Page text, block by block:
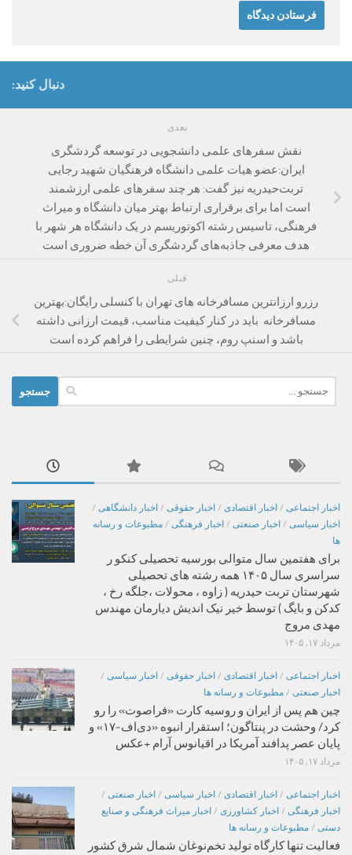
دنبال کنید:
بعدی
نقش سفرهای علمی دانشجویی در توسعه گردشگری
ایران:عضو هیات علمی دانشگاه فرهنگیان شهید رجایی
تربت‌حیدریه نیز گفت: هر چند سفرهای علمی ارزشمند
است اما برای برقراری ارتباط بهتر میان دانشگاه و میراث
فرهنگی، تاسیس رشته اکوتوریسم در یک دانشگاه هر شهر با
هدف معرفی جاذبه‌های گردشگری آن خطه ضروری است
قبلی
رزرو ارزانترین مسافرخانه های تهران با کنسلی رایگان:بهترین
مسافرخانه باید در کنار کیفیت مناسب، قیمت ارزانی داشته
باشد و اسنپ روم، چنین شرایطی را فراهم کرده است
برای:
اخبار اجتماعی / اخبار اقتصادی / اخبار حقوقی / اخبار دانشگاهی /
اخبار سیاسی / اخبار صنعتی / اخبار فرهنگی / مطبوعات و رسانه
ها
برای هفتمین سال متوالی بورسیه تحصیلی کنکو ر
سراسری سال ۱۴۰۵ همه رشته های تحصیلی
شهرستان تربت حیدریه ( زاوه ، محولات ،جلگه رخ ،
کدکن و بایگ ) توسط خیر نیک اندیش دیارمان مهندس
مهدی مروج
مرداد ۱۷, ۱۴۰۵
اخبار اجتماعی / اخبار اقتصادی / اخبار حقوقی / اخبار سیاسی /
اخبار صنعتی / مطبوعات و رسانه ها
چین هم پس از ایران و روسیه کارت «فراصوت» را رو
کرد/ وحشت در پنتاگون؛ استقرار انبوه «دی‌اف‑۱۷» و
پایان عصر پدافند آمریکا در اقیانوس آرام +عکس
مرداد ۱۷, ۱۴۰۵
اخبار اجتماعی / اخبار اقتصادی / اخبار سیاسی / اخبار صنعتی /
اخبار فرهنگی / اخبار کشاورزی / اخبار میراث فرهنگی و صنایع
دستی / مطبوعات و رسانه ها
فعالیت تنها کارگاه تولید تخم‌نوغان شمال شرق کشور